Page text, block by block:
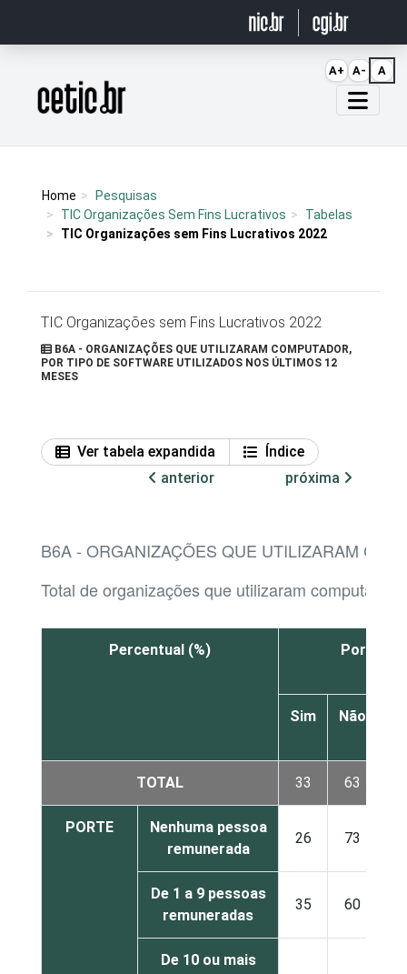
Página inicial
Home
Pesquisas
TIC Organizações Sem Fins Lucrativos
Tabelas
TIC Organizações sem Fins Lucrativos 2022
TIC Organizações sem Fins Lucrativos 2022
B6A - ORGANIZAÇÕES QUE UTILIZARAM COMPUTADOR,
POR TIPO DE SOFTWARE UTILIZADOS NOS ÚLTIMOS 12
MESES
Ver tabela expandida
Índice
anterior
próxima
B6A - ORGANIZAÇÕES QUE UTILIZARAM
Total de organizações que utilizaram computador
Percentual (%) Por
Sim Não
TOTAL 33 63
PORTE
Nenhuma pessoa
remunerada
26 73
De 1 a 9 pessoas
remuneradas
35 60
De 10 ou mais
A+ A- A